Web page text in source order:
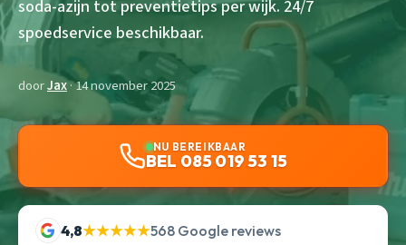
soda-azijn tot preventietips per wijk. 24/7
spoedservice beschikbaar.
doorJax· 14 november 2025
NU BEREIKBAAR
BEL 085 019 53 15
4,8★★★★★568 Google reviews